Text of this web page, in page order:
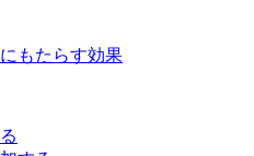
もたらす効果